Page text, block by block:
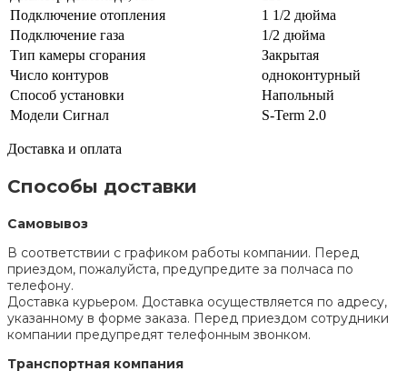
Подключение отопления
1 1/2 дюйма
Подключение газа
1/2 дюйма
Тип камеры сгорания
Закрытая
Число контуров
одноконтурный
Способ установки
Напольный
Модели Сигнал
S-Term 2.0
Доставка и оплата
Способы доставки
Самовывоз
В соответствии с графиком работы компании. Перед
приездом, пожалуйста, предупредите за полчаса по
телефону.
Доставка курьером. Доставка осуществляется по адресу,
указанному в форме заказа. Перед приездом сотрудники
компании предупредят телефонным звонком.
Транспортная компания